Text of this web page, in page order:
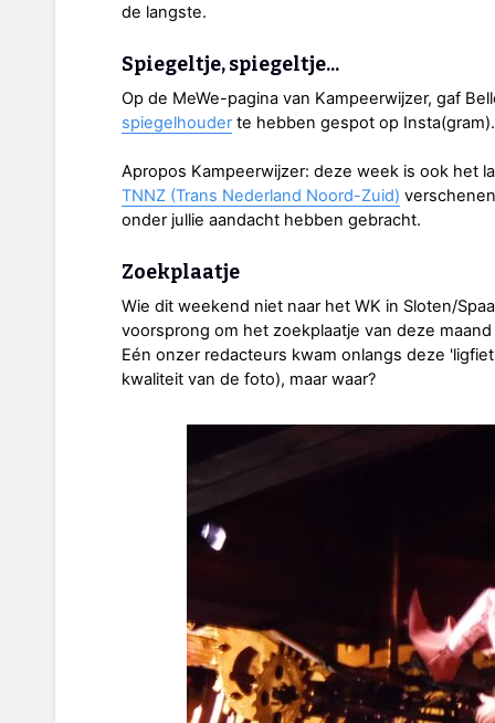
de langste.
Spiegeltje, spiegeltje...
Op de MeWe-pagina van Kampeerwijzer, gaf
spiegelhouder te hebben gespot op Insta(gram).
Apropos Kampeerwijzer: deze week is ook het
TNNZ (Trans Nederland Noord-Zuid)
onder jullie aandacht hebben gebracht.
Zoekplaatje
Wie dit weekend niet naar het WK in Sloten/
voorsprong om het zoekplaatje van deze
Eén onzer redacteurs kwam onlangs deze
kwaliteit van de foto), maar waar?